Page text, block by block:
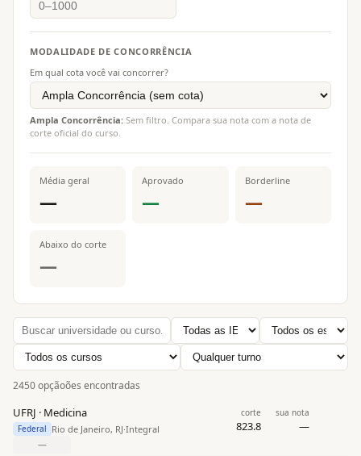
MODALIDADE DE CONCORRÊNCIA
Em qual cota você vai concorrer?
Ampla Concorrência: Sem filtro. Compara sua nota com a nota de
corte oficial do curso.
Média geral
—
Aprovado
—
Borderline
—
Abaixo do corte
—
2450 opçãoões encontradas
UFRJ · Medicina
Federal Rio de Janeiro, RJ·Integral
corte
823.8
sua nota
—
—